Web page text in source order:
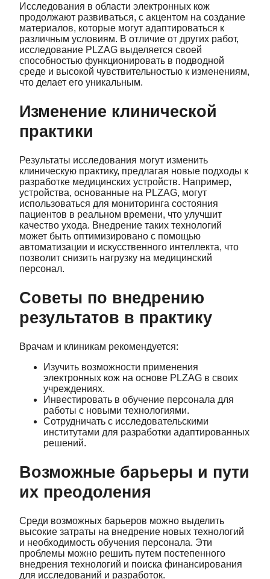
Исследования в области электронных кож
продолжают развиваться, с акцентом на создание
материалов, которые могут адаптироваться к
различным условиям. В отличие от других работ,
исследование PLZAG выделяется своей
способностью функционировать в подводной
среде и высокой чувствительностью к изменениям,
что делает его уникальным.
Изменение клинической
практики
Результаты исследования могут изменить
клиническую практику, предлагая новые подходы к
разработке медицинских устройств. Например,
устройства, основанные на PLZAG, могут
использоваться для мониторинга состояния
пациентов в реальном времени, что улучшит
качество ухода. Внедрение таких технологий
может быть оптимизировано с помощью
автоматизации и искусственного интеллекта, что
позволит снизить нагрузку на медицинский
персонал.
Советы по внедрению
результатов в практику
Врачам и клиникам рекомендуется:
Изучить возможности применения
электронных кож на основе PLZAG в своих
учреждениях.
Инвестировать в обучение персонала для
работы с новыми технологиями.
Сотрудничать с исследовательскими
институтами для разработки адаптированных
решений.
Возможные барьеры и пути
их преодоления
Среди возможных барьеров можно выделить
высокие затраты на внедрение новых технологий
и необходимость обучения персонала. Эти
проблемы можно решить путем постепенного
внедрения технологий и поиска финансирования
для исследований и разработок.